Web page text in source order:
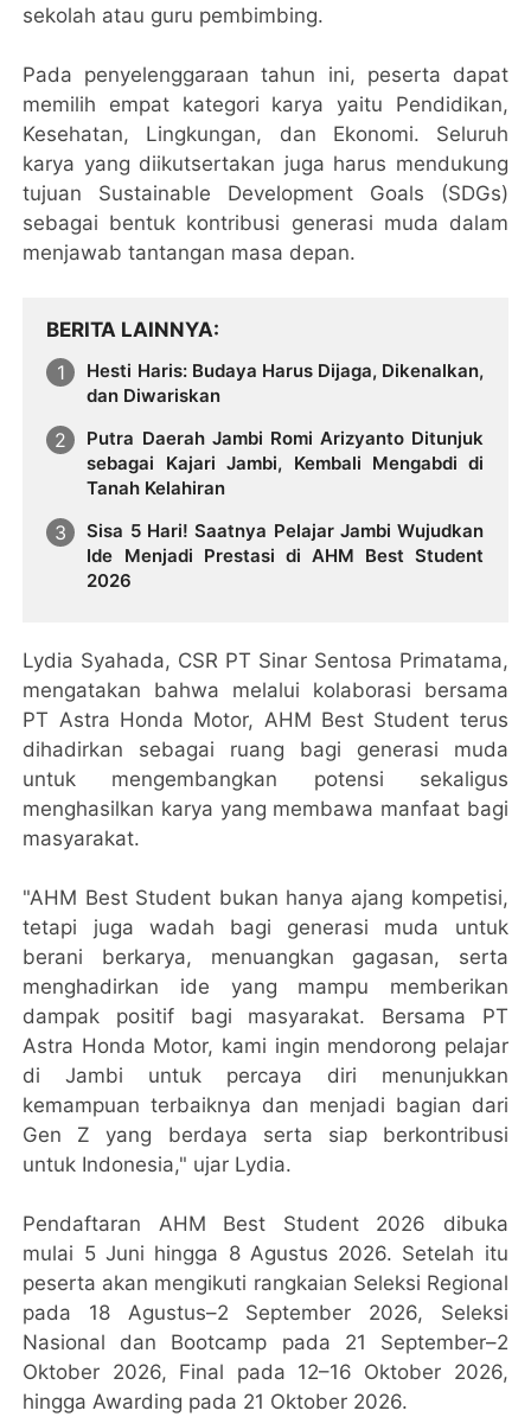
sekolah atau guru pembimbing.
Pada penyelenggaraan tahun ini, peserta dapat
memilih empat kategori karya yaitu Pendidikan,
Kesehatan, Lingkungan, dan Ekonomi. Seluruh
karya yang diikutsertakan juga harus mendukung
tujuan Sustainable Development Goals (SDGs)
sebagai bentuk kontribusi generasi muda dalam
menjawab tantangan masa depan.
BERITA LAINNYA
Hesti Haris: Budaya Harus Dijaga, Dikenalkan,
dan Diwariskan
Putra Daerah Jambi Romi Arizyanto Ditunjuk
sebagai Kajari Jambi, Kembali Mengabdi di
Tanah Kelahiran
Sisa 5 Hari! Saatnya Pelajar Jambi Wujudkan
Ide Menjadi Prestasi di AHM Best Student
2026
Lydia Syahada, CSR PT Sinar Sentosa Primatama,
mengatakan bahwa melalui kolaborasi bersama
PT Astra Honda Motor, AHM Best Student terus
dihadirkan sebagai ruang bagi generasi muda
untuk mengembangkan potensi sekaligus
menghasilkan karya yang membawa manfaat bagi
masyarakat.
"AHM Best Student bukan hanya ajang kompetisi,
tetapi juga wadah bagi generasi muda untuk
berani berkarya, menuangkan gagasan, serta
menghadirkan ide yang mampu memberikan
dampak positif bagi masyarakat. Bersama PT
Astra Honda Motor, kami ingin mendorong pelajar
di Jambi untuk percaya diri menunjukkan
kemampuan terbaiknya dan menjadi bagian dari
Gen Z yang berdaya serta siap berkontribusi
untuk Indonesia," ujar Lydia.
Pendaftaran AHM Best Student 2026 dibuka
mulai 5 Juni hingga 8 Agustus 2026. Setelah itu
peserta akan mengikuti rangkaian Seleksi Regional
pada 18 Agustus–2 September 2026, Seleksi
Nasional dan Bootcamp pada 21 September–2
Oktober 2026, Final pada 12–16 Oktober 2026,
hingga Awarding pada 21 Oktober 2026.